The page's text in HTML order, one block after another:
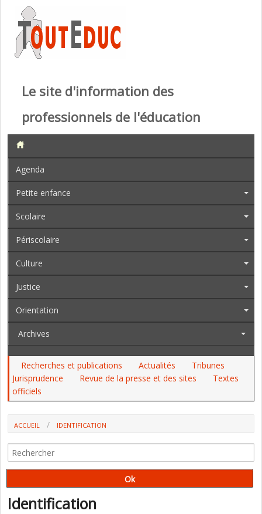
Le site d'information des
professionnels de l'éducation
Agenda
Petite enfance
Scolaire
Périscolaire
Culture
Justice
Orientation
Archives
Recherches et publications Actualités
Tribunes
Jurisprudence
Revue de la presse et des sites
Textes
officiels
ACCUEIL IDENTIFICATION
Identification